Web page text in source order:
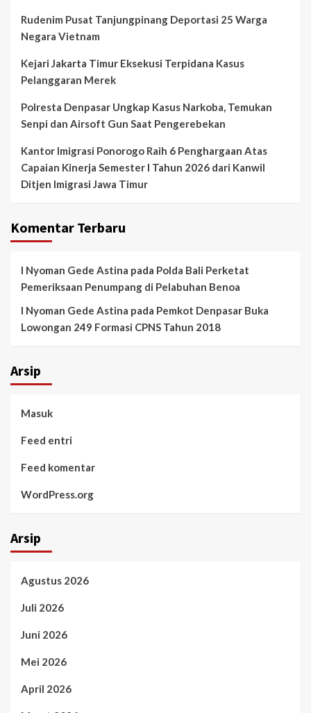
Rudenim Pusat Tanjungpinang Deportasi 25 Warga
Negara Vietnam
Kejari Jakarta Timur Eksekusi Terpidana Kasus
Pelanggaran Merek
Polresta Denpasar Ungkap Kasus Narkoba, Temukan
Senpi dan Airsoft Gun Saat Pengerebekan
Kantor Imigrasi Ponorogo Raih 6 Penghargaan Atas
Capaian Kinerja Semester I Tahun 2026 dari Kanwil
Ditjen Imigrasi Jawa Timur
Komentar Terbaru
I Nyoman Gede Astina pada Polda Bali Perketat
Pemeriksaan Penumpang di Pelabuhan Benoa
I Nyoman Gede Astina pada Pemkot Denpasar Buka
Lowongan 249 Formasi CPNS Tahun 2018
Arsip
Masuk
Feed entri
Feed komentar
WordPress.org
Arsip
Agustus 2026
Juli 2026
Juni 2026
Mei 2026
April 2026